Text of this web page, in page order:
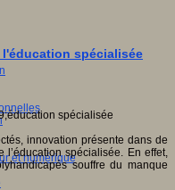
et numérique
spécialisée
innovation présente dans de
spécialisée. En effet,
souffre du manque